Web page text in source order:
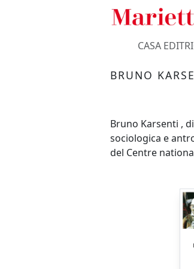
CASA
BRUNO
Bruno Karsenti ,
sociologica e
del Centre